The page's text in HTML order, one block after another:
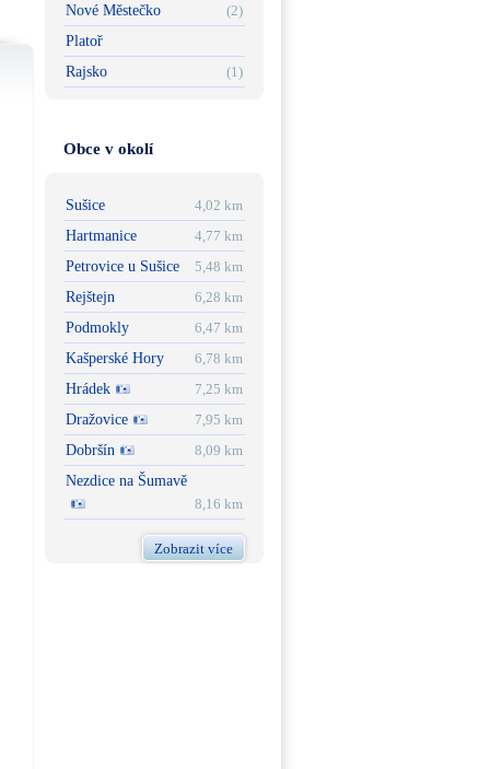
Nové Městečko
(2)
Platoř
Rajsko
(1)
Obce v okolí
Sušice
4,02 km
Hartmanice
4,77 km
Petrovice u Sušice
5,48 km
Rejštejn
6,28 km
Podmokly
6,47 km
Kašperské Hory
6,78 km
Hrádek
7,25 km
Dražovice
7,95 km
Dobršín
8,09 km
Nezdice na Šumavě
8,16 km
Zobrazit více